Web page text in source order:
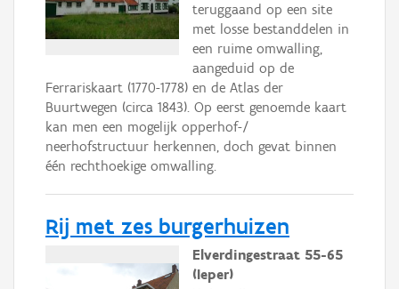
teruggaand op een site
met losse bestanddelen in
een ruime omwalling,
aangeduid op de
Ferrariskaart (1770-1778) en de Atlas der
Buurtwegen (circa 1843). Op eerst genoemde kaart
kan men een mogelijk opperhof-/
neerhofstructuur herkennen, doch gevat binnen
één rechthoekige omwalling.
Rij met zes burgerhuizen
Elverdingestraat 55-65
(Ieper)